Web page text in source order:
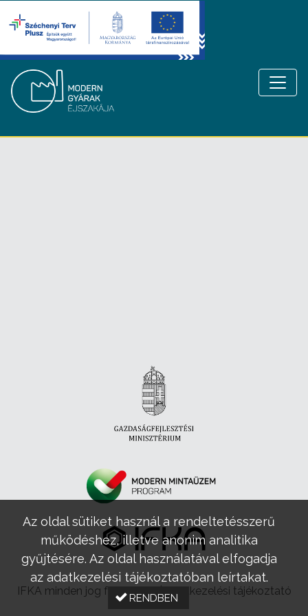
IFKA minden jog fenntartva |Adatkezelési tájékoztató
Az oldal sütiket használ a rendeltetésszerű
működéshez, illetve anonim analitika
gyűjtésére. Az oldal használatával elfogadja
az adatkezelési tájékoztatóban leírtakat.
RENDBEN